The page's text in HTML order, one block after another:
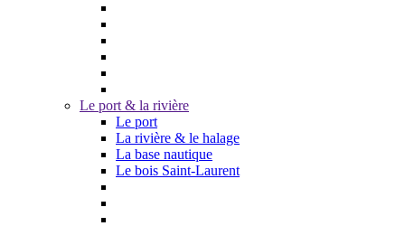
Le port & la rivière
Le port
La rivière & le halage
La base nautique
Le bois Saint-Laurent